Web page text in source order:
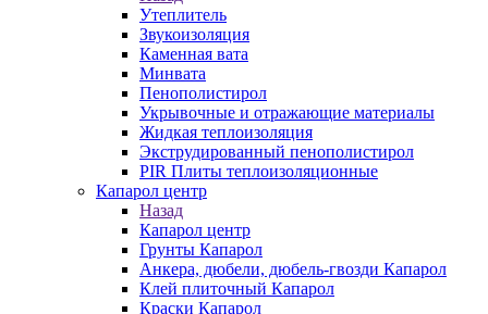
Утеплитель
Звукоизоляция
Каменная вата
Минвата
Пенополистирол
Укрывочные и отражающие материалы
Жидкая теплоизоляция
Экструдированный пенополистирол
PIR Плиты теплоизоляционные
Капарол центр
Назад
Капарол центр
Грунты Капарол
Анкера, дюбели, дюбель-гвозди Капарол
Клей плиточный Капарол
Краски Капарол